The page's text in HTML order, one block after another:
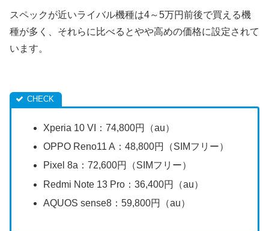
スペックが近いライバル機種は4～5万円前後で買える機
種が多く、それらに比べるとやや高めの価格に設定されて
います。
Xperia 10 VI：74,800円（au）
OPPO Reno11 A：48,800円（SIMフリー）
Pixel 8a：72,600円（SIMフリー）
Redmi Note 13 Pro：36,400円（au）
AQUOS sense8：59,800円（au）